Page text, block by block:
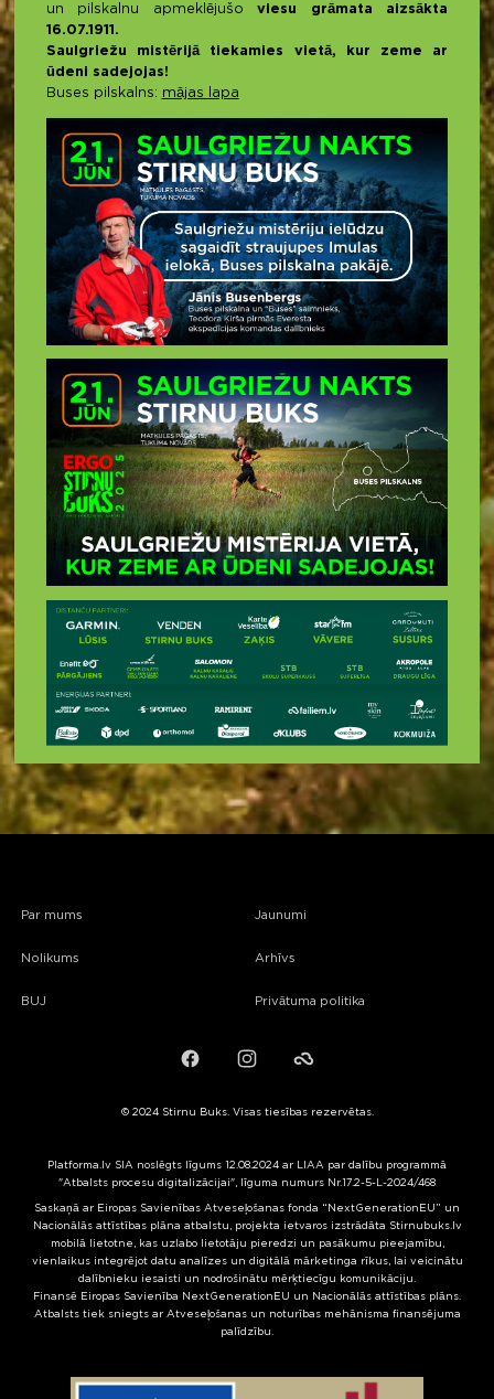
un pilskalnu apmeklējušoviesu grāmata aizsākta
16.07.1911.
Saulgriežu mistērijā tiekamies vietā, kur zeme ar
ūdeni sadejojas!
Buses pilskalns: mājas lapa
Par mums
Nolikums
BUJ
Jaunumi
Arhīvs
Privātuma politika
FacebookInstagramFailiem.lv
© 2024 Stirnu Buks. Visas tiesības rezervētas.
Platforma.lv SIA noslēgts līgums 12.08.2024 ar LIAA par dalību programmā
"Atbalsts procesu digitalizācijai", līguma numurs Nr.17.2-5-L-2024/468
Saskaņā ar Eiropas Savienības Atveseļošanas fonda “NextGenerationEU” un
Nacionālās attīstības plāna atbalstu, projekta ietvaros izstrādāta Stirnubuks.lv
mobilā lietotne, kas uzlabo lietotāju pieredzi un pasākumu pieejamību,
vienlaikus integrējot datu analīzes un digitālā mārketinga rīkus, lai veicinātu
dalībnieku iesaisti un nodrošinātu mērķtiecīgu komunikāciju.
Finansē Eiropas Savienība NextGenerationEU un Nacionālās attīstības plāns.
Atbalsts tiek sniegts ar Atveseļošanas un noturības mehānisma finansējuma
palīdzību.